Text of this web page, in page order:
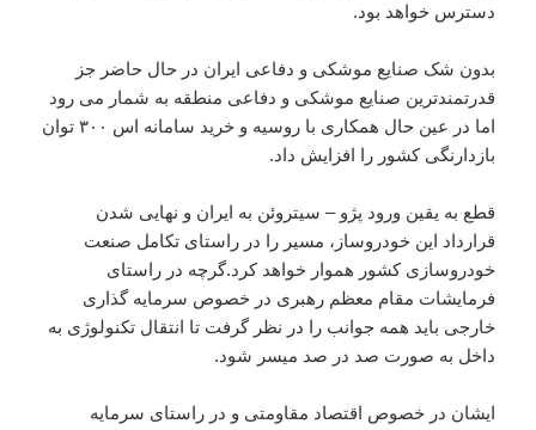
دسترس خواهد بود.
بدون شک صنایع موشکی و دفاعی ایران در حال حاضر جز
قدرتمندترین صنایع موشکی و دفاعی منطقه به شمار می رود
اما در عین حال همکاری با روسیه و خرید سامانه اس ۳۰۰ توان
بازدارنگی کشور را افزایش داد.
قطع به یقین ورود پژو – سیتروئن به ایران و نهایی شدن
قرارداد این خودروساز، مسیر را در راستای تکامل صنعت
خودروسازی کشور هموار خواهد کرد.گرچه در راستای
فرمایشات مقام معظم رهبری در خصوص سرمایه گذاری
خارجی باید همه جوانب را در نظر گرفت تا انتقال تکنولوژی به
داخل به صورت صد در صد میسر شود.
ایشان در خصوص اقتصاد مقاومتی و در راستای سرمایه